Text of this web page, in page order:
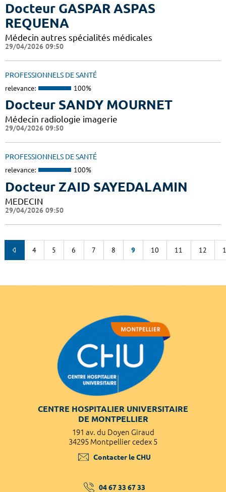
Docteur GASPAR ASPAS
REQUENA
Médecin autres spécialités médicales
29/04/2026 09:50
PROFESSIONNELS DE SANTÉ
relevance: 100%
Docteur SANDY MOURNET
Médecin radiologie imagerie
29/04/2026 09:50
PROFESSIONNELS DE SANTÉ
relevance: 100%
Docteur ZAID SAYEDALAMIN
MEDECIN
29/04/2026 09:50
4 5 6 7 8 9 10 11 12
CENTRE HOSPITALIER UNIVERSITAIRE
DE MONTPELLIER
191 av. du Doyen Giraud
34295 Montpellier cedex 5
Contacter le CHU
04 67 33 67 33